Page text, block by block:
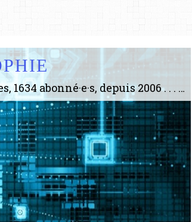
Le plus gros site de philosophie de France ! ABONNEZ-VOUS ! 4115 Articles, 1634 abonné·e·s, depuis 2006 . . . . . . . . 2 852 214 pages vues jusqu'à présent. Prestance et être apte à un plus grand nombre de choses.